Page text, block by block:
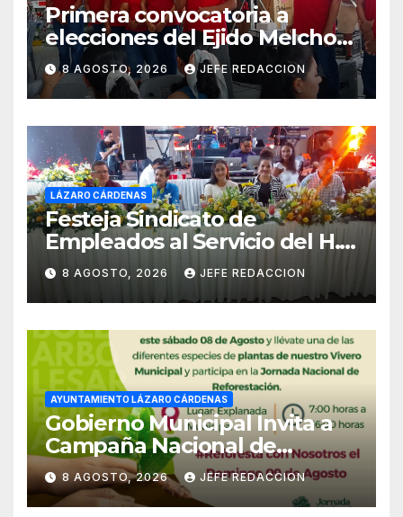
Primera convocatoria a
elecciones del Ejido Melchor
Ocampo en Lázaro Cárdenas
el domingo
8 AGOSTO, 2026 JEFE REDACCION
LÁZARO CÁRDENAS
Festeja Sindicato de
Empleados al Servicio del H.
Ayuntamiento de LZC Día del
Empleado Municipal
8 AGOSTO, 2026 JEFE REDACCION
AYUNTAMIENTO LÁZARO CÁRDENAS
Gobierno Municipal Invita a
Campaña Nacional de
Reforestación
8 AGOSTO, 2026 JEFE REDACCION